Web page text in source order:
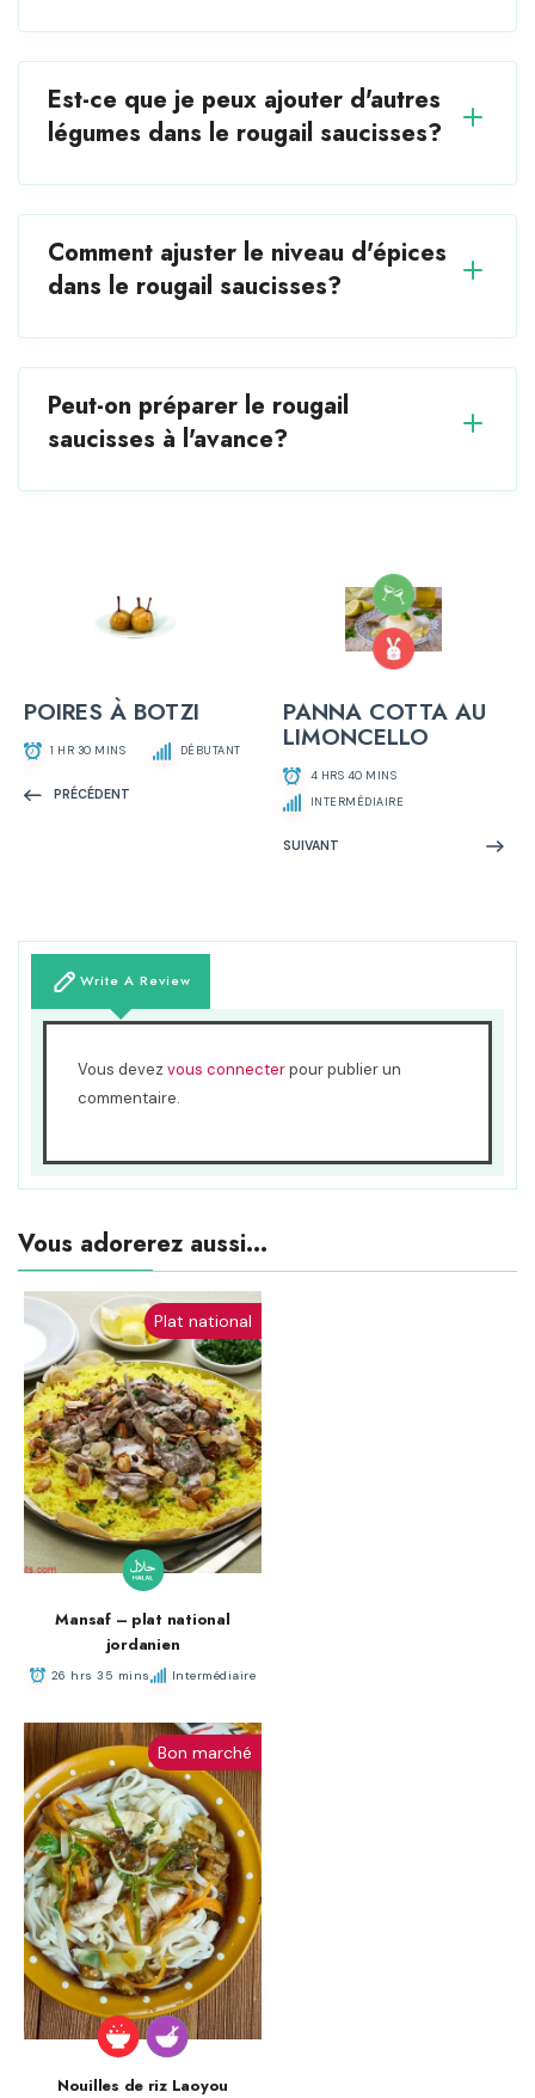
Est-ce que je peux ajouter d'autres
légumes dans le rougail saucisses?
Comment ajuster le niveau d'épices
dans le rougail saucisses?
Peut-on préparer le rougail
saucisses à l'avance?
POIRES À BOTZI
1 HR 30 MINS DÉBUTANT
PRÉCÉDENT
PANNA COTTA AU
LIMONCELLO
4 HRS 40 MINS
INTERMÉDIAIRE
SUIVANT
Write A Review
Vous devez vous connecterpour publier un
commentaire.
Vous adorerez aussi...
Plat national
Mansaf – plat national
jordanien
26 hrs 35 mins Intermédiaire
Bon marché
Nouilles de riz Laoyou